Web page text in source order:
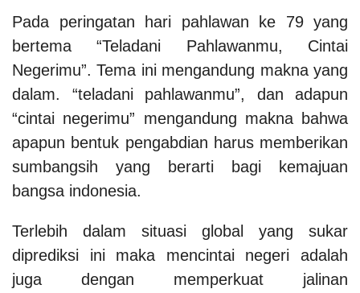
Pada peringatan hari pahlawan ke 79 yang
bertema “Teladani Pahlawanmu, Cintai
Negerimu”. Tema ini mengandung makna yang
dalam. “teladani pahlawanmu”, dan adapun
“cintai negerimu” mengandung makna bahwa
apapun bentuk pengabdian harus memberikan
sumbangsih yang berarti bagi kemajuan
bangsa indonesia.
Terlebih dalam situasi global yang sukar
diprediksi ini maka mencintai negeri adalah
juga dengan memperkuat jalinan